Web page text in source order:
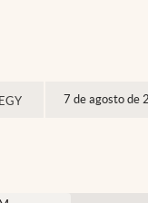
7 de agosto de